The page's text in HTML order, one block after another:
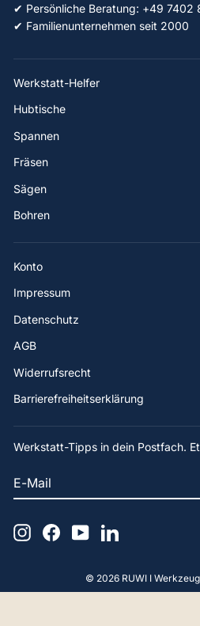
✔ Persönliche Beratung: +49 7402
✔ Familienunternehmen seit 2000
Werkstatt-Helfer
Hubtische
Spannen
Fräsen
Sägen
Bohren
Konto
Impressum
Datenschutz
AGB
Widerrufsrecht
Barrierefreiheitserklärung
Werkstatt-Tipps in dein Postfach.
MAIL
InstagramFacebook
YouTubeLinkedIn
© 2026 RUWI I